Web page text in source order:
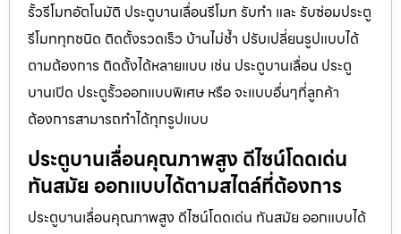
รั้วรีโมทอัตโนมัติ ประตูบานเลื่อนรีโมท รับทำ และ รับซ่อมประตู
รีโมททุกชนิด ติดตั้งรวดเร็ว บ้านไม่ช้ำ ปรับเปลี่ยนรูปแบบได้
ตามต้องการ ติดตั้งได้หลายแบบ เช่น ประตูบานเลื่อน ประตู
บานเปิด ประตูรั้วออกแบบพิเศษ หรือ จะแบบอื่นๆที่ลูกค้า
ต้องการสามารถทำได้ทุกรูปแบบ
ประตูบานเลื่อนคุณภาพสูง ดีไซน์โดดเด่น
ทันสมัย ออกแบบได้ตามสไตล์ที่ต้องการ
ประตูบานเลื่อนคุณภาพสูง ดีไซน์โดดเด่น ทันสมัย ออกแบบได้